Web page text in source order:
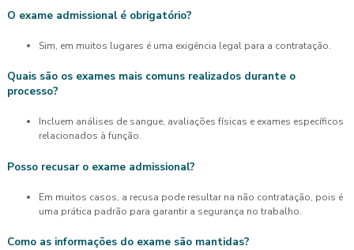
O exame admissional é obrigatório?
Sim, em muitos lugares é uma exigência legal para a contratação.
Quais são os exames mais comuns realizados durante o
processo?
Incluem análises de sangue, avaliações físicas e exames específicos
relacionados à função.
Posso recusar o exame admissional?
Em muitos casos, a recusa pode resultar na não contratação, pois é
uma prática padrão para garantir a segurança no trabalho.
Como as informações do exame são mantidas?